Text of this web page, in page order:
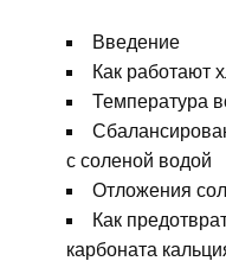
Введение
Как работают
Температура
с соленой водой
Отложения
Как
карбоната